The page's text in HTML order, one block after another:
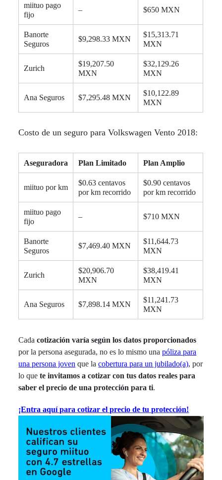
miituo pago
fijo
– $650 MXN
Banorte
Seguros
$9,298.33 MXN
$15,313.71
MXN
Zurich
$19,207.50
MXN
$32,129.26
MXN
Ana Seguros $7,295.48 MXN
$10,122.89
MXN
Costo de un seguro para Volkswagen Vento 2018:
Aseguradora Plan Limitado Plan Amplio
miituo por km
$0.63 centavos
por km recorrido
$0.90 centavos
por km recorrido
miituo pago
fijo
– $710 MXN
Banorte
Seguros
$7,469.40 MXN
$11,644.73
MXN
Zurich
$20,906.70
MXN
$38,419.41
MXN
Ana Seguros $7,898.14 MXN
$11,241.73
MXN
Cadacotización varía según los datos proporcionados
por la persona asegurada, no es lo mismo una póliza para
una persona joven que lacobertura para un jubilado(a), por
lo quete invitamos a cotizar con tus datos reales para
saber el precio de una protección para ti.
¡Entra aquí para cotizar el precio de tu protección!